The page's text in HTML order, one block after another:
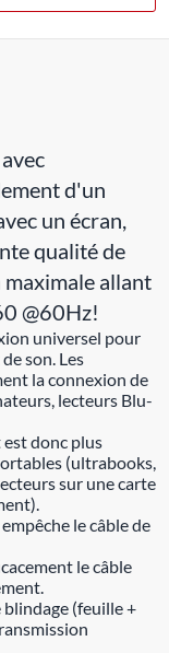
d'un
un écran,
qualité de
allant
@60Hz!
universel pour
son. Les
la connexion de
lecteurs Blu-
est donc plus
(ultrabooks,
sur une carte
le câble de
le câble
(feuille +